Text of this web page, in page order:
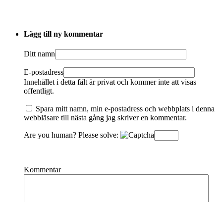
Lägg till ny kommentar
Ditt namn
E-postadress
Innehållet i detta fält är privat och kommer inte att visas
offentligt.
Spara mitt namn, min e-postadress och webbplats i denna
webbläsare till nästa gång jag skriver en kommentar.
Are you human? Please solve:
Kommentar